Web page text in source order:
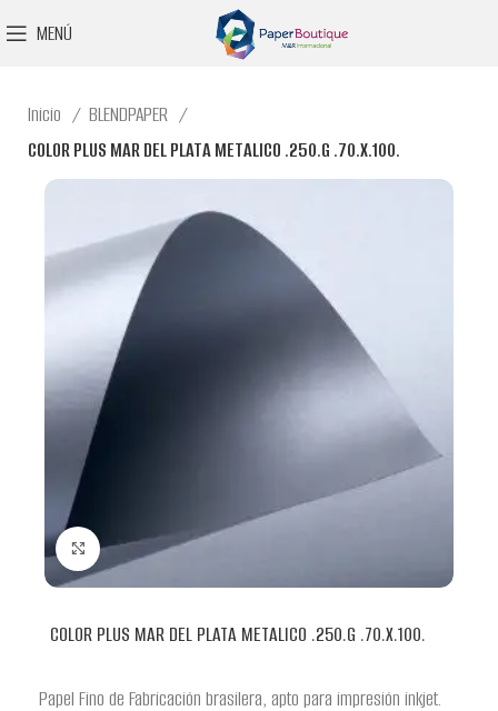
MENÚ
Inicio
BLENDPAPER
COLOR PLUS MAR DEL PLATA METALICO .250.G .70.X.100.
Clic para ampliar
COLOR PLUS MAR DEL PLATA METALICO .250.G .70.X.100.
Papel Fino de Fabricación brasilera, apto para impresión inkjet.